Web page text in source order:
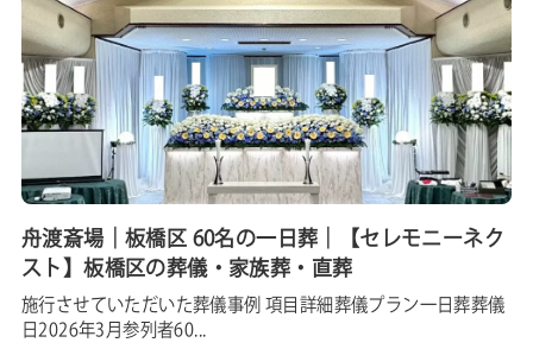
舟渡斎場｜板橋区 60名の一日葬｜【セレモニーネク
スト】板橋区の葬儀・家族葬・直葬
施行させていただいた葬儀事例 項目詳細葬儀プラン一日葬葬儀
日2026年3月参列者60...